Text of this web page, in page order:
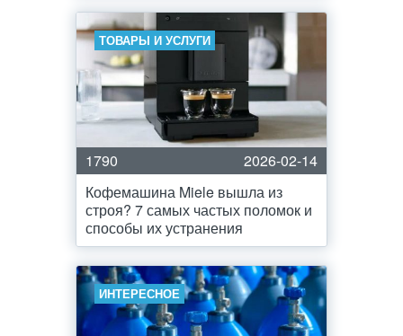
ТОВАРЫ И УСЛУГИ
1790
2026-02-14
Кофемашина Miele вышла из
строя? 7 самых частых поломок и
способы их устранения
ИНТЕРЕСНОЕ